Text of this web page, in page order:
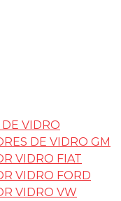
DE VIDRO
DE VIDRO GM
VIDRO FIAT
VIDRO FORD
VIDRO VW